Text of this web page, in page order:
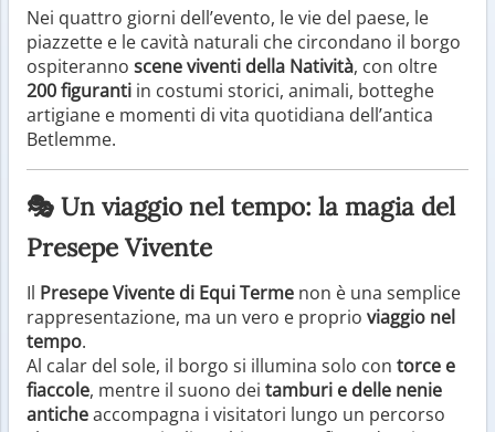
Nei quattro giorni dell’evento, le vie del paese, le
piazzette e le cavità naturali che circondano il borgo
ospiteranno scene viventi della Natività, con oltre
200 figuranti in costumi storici, animali, botteghe
artigiane e momenti di vita quotidiana dell’antica
Betlemme.
🎭 Un viaggio nel tempo: la magia del
Presepe Vivente
Il Presepe Vivente di Equi Terme non è una semplice
rappresentazione, ma un vero e proprio viaggio nel
tempo.
Al calar del sole, il borgo si illumina solo con torce e
fiaccole, mentre il suono dei tamburi e delle nenie
anticheaccompagna i visitatori lungo un percorso